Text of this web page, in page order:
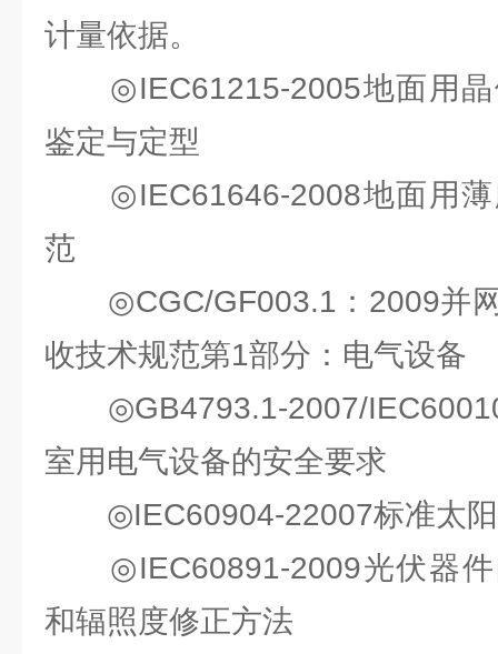
计量依据。
◎IEC61215-2005地⾯⽤晶
鉴定与定型
◎IEC61646-2008地⾯⽤薄
范
◎CGC/GF003.1：2009并⽹
收技术规范第1部分：电⽓设备
◎GB4793.1-2007/
室⽤电⽓设备的安全要求
◎IEC60904-22007标准太阳
◎IEC60891-2009光伏器件
和辐照度修正⽅法